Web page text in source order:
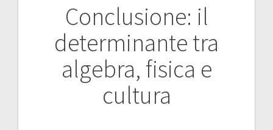
Conclusione: il
determinante tra
algebra, fisica e
cultura